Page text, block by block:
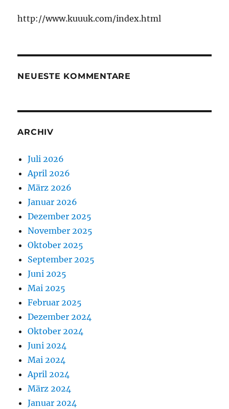
http://www.kuuuk.com/index.html
NEUESTE KOMMENTARE
ARCHIV
Juli 2026
April 2026
März 2026
Januar 2026
Dezember 2025
November 2025
Oktober 2025
September 2025
Juni 2025
Mai 2025
Februar 2025
Dezember 2024
Oktober 2024
Juni 2024
Mai 2024
April 2024
März 2024
Januar 2024